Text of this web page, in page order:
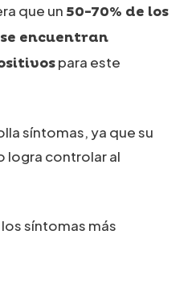
que un 50-70% de los
encuentran
para este
síntomas, ya que su
logra controlar al
síntomas más